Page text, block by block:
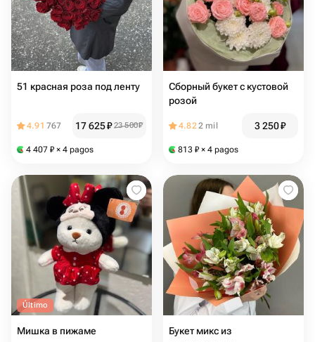
51 красная роза под ленту
4.91 767 17 625₽ 23 500₽
4 407 ₽ × 4 pagos
Сборный букет с кустовой
розой
4.822 mil 3 250₽
813 ₽ × 4 pagos
Último
Мишка в пижаме
Букет микс из